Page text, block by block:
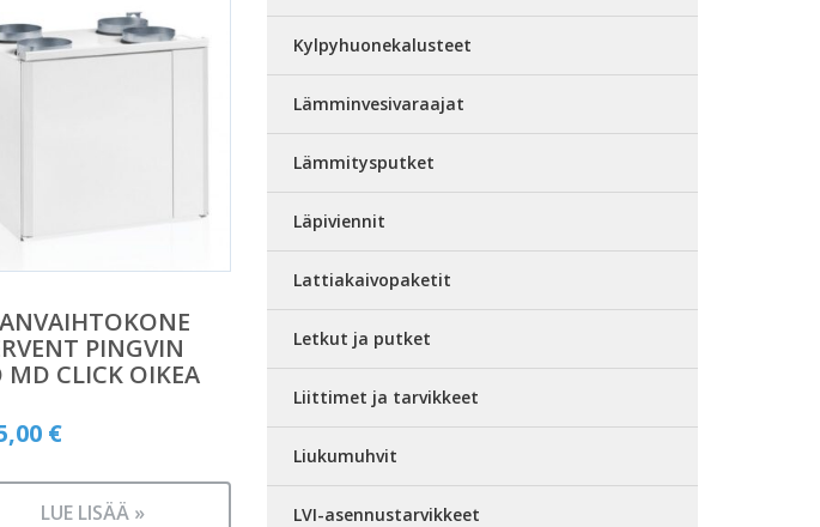
PINGVIN
MD CLICK OIKEA
€
LUE LISÄÄ »
Kylpyhuonekalusteet
Lämminvesivaraajat
Lämmitysputket
Läpiviennit
Lattiakaivopaketit
Letkut ja putket
Liittimet ja tarvikkeet
Liukumuhvit
LVI-asennustarvikkeet